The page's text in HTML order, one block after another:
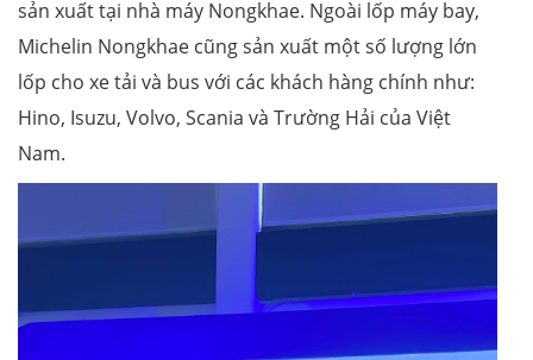
sản xuất tại nhà máy Nongkhae. Ngoài lốp máy bay,
Michelin Nongkhae cũng sản xuất một số lượng lớn
lốp cho xe tải và bus với các khách hàng chính như:
Hino, Isuzu, Volvo, Scania và Trường Hải của Việt
Nam.